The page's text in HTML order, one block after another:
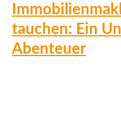
tauchen: Ein
Abenteuer